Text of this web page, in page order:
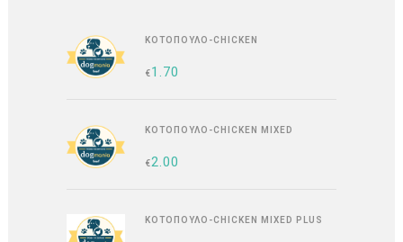
ΚΟΤΌΠΟΥΛΟ-CHICKEN
€1.70
ΚΟΤΌΠΟΥΛΟ-CHICKEN MIXED
€2.00
ΚΟΤΌΠΟΥΛΟ-CHICKEN MIXED PLUS